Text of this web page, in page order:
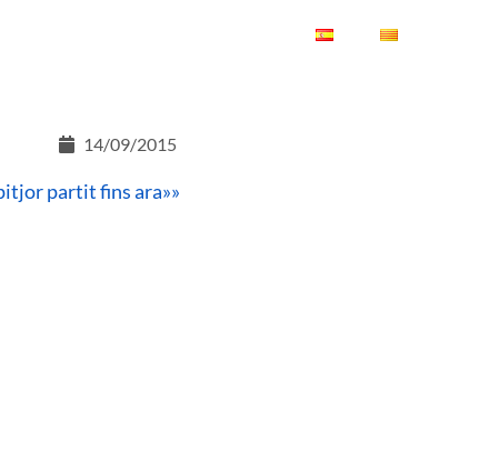
14/09/2015
partit fins ara»»